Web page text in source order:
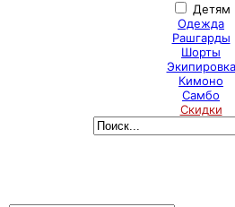
Детям
Одежда
Рашгарды
Шорты
Экипировка
Кимоно
Самбо
Скидки